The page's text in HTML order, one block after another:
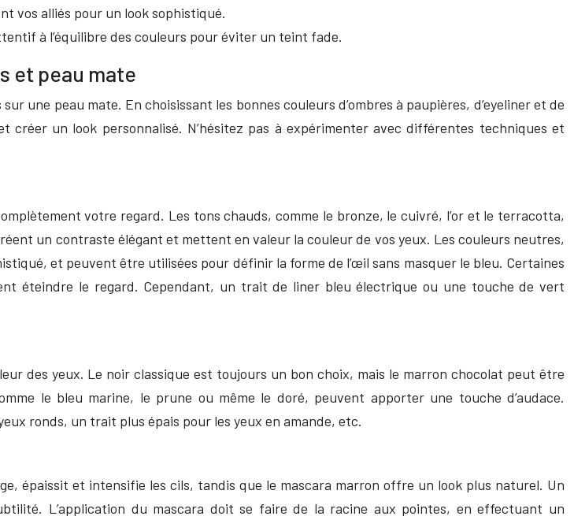
vos alliés pour un look sophistiqué.
à l’équilibre des couleurs pour éviter un teint fade.
et peau mate
une peau mate. En choisissant les bonnes couleurs d’ombres à paupières, d’eyeliner et de
un look personnalisé. N’hésitez pas à expérimenter avec différentes techniques et
votre regard. Les tons chauds, comme le bronze, le cuivré, l’or et le terracotta,
un contraste élégant et mettent en valeur la couleur de vos yeux. Les couleurs neutres,
et peuvent être utilisées pour définir la forme de l’œil sans masquer le bleu. Certaines
éteindre le regard. Cependant, un trait de liner bleu électrique ou une touche de vert
des yeux. Le noir classique est toujours un bon choix, mais le marron chocolat peut être
le bleu marine, le prune ou même le doré, peuvent apporter une touche d’audace.
ronds, un trait plus épais pour les yeux en amande, etc.
épaissit et intensifie les cils, tandis que le mascara marron offre un look plus naturel. Un
L’application du mascara doit se faire de la racine aux pointes, en effectuant un